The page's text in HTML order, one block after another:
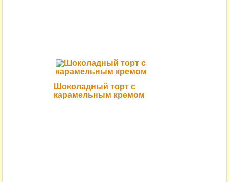
Шоколадный торт с
карамельным кремом